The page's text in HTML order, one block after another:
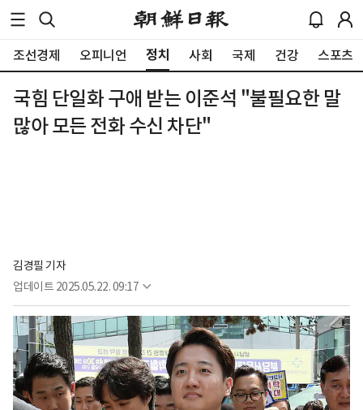
조선경제 오피니언 정치 사회 국제 건강 스포츠
국힘 단일화 구애 받는 이준석 "불필요한 말
많아 모든 전화 수신 차단"
김경필 기자
업데이트 2025.05.22. 09:17